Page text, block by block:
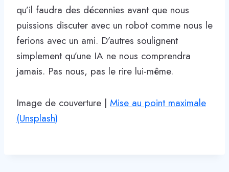
qu’il faudra des décennies avant que nous
puissions discuter avec un robot comme nous le
ferions avec un ami. D’autres soulignent
simplement qu’une IA ne nous comprendra
jamais. Pas nous, pas le rire lui-même.
Image de couverture | Mise au point maximale
(Unsplash)